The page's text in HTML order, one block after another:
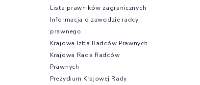
Lista prawników zagranicznych
Informacja o zawodzie radcy
prawnego
Krajowa Izba Radców Prawnych
Krajowa Rada Radców
Prawnych
Prezydium Krajowej Rady